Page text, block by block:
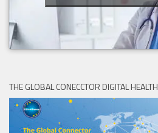
THE GLOBAL CONECCTOR DIGITAL HEALTH